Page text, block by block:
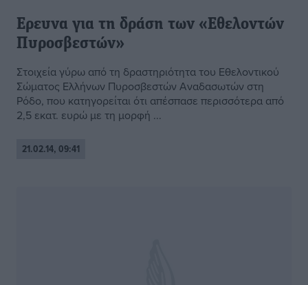
Ερευνα για τη δράση των «Εθελοντών
Πυροσβεστών»
Στοιχεία γύρω από τη δραστηριότητα του Εθελοντικού
Σώματος Ελλήνων Πυροσβεστών Αναδασωτών στη
Ρόδο, που κατηγορείται ότι απέσπασε περισσότερα από
2,5 εκατ. ευρώ με τη μορφή ...
21.02.14, 09:41